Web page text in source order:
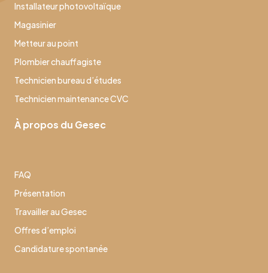
Installateur photovoltaïque
Magasinier
Metteur au point
Plombier chauffagiste
Technicien bureau d’études
Technicien maintenance CVC
À propos du Gesec
FAQ
Présentation
Travailler au Gesec
Offres d’emploi
Candidature spontanée